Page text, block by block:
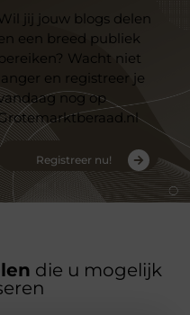
jij jouw blogs delen
een breed publiek
bereiken? Wacht niet
langer en registreer je
nog op
Registreer nu!
die u mogelijk